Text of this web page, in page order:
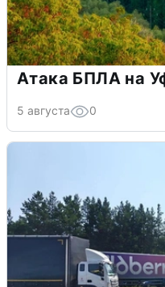
Атака БПЛА на
5 августа 0